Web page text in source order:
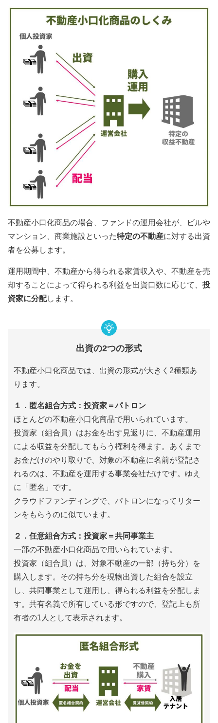
不動産小口化商品の場合、ファンドの運用会社が、ビルや
マンション、商業施設といった特定の不動産に対する出資
者を公募します。
運用期間中、不動産から得られる家賃収入や、不動産を売
却することによって得られる利益を出資口数に応じて、 投
資家に分配します。
出資の2つの形式
不動産小口化商品では、出資の形式が大きく2種類あ
ります。
１．匿名組合方式：投資家＝パトロン
ほとんどの不動産小口化商品で用いられています。
投資家（組合員）はお金を出す見返りに、不動産運用
による収益を分配してもらう権利を得ます。あくまで
お金だけのやり取りで、対象の不動産に名前が登記さ
れるのは、不動産を運用する事業会社だけです。ゆえ
に「匿名」です。
クラウドファンディングで、パトロンになってリター
ンをもらうのに似ています。
２．任意組合方式：投資家＝共同事業主
一部の不動産小口化商品で用いられています。
投資家（組合員）は、対象不動産の一部（持ち分）を
購入します。その持ち分を現物出資した組合を設立
し、共同事業として運用し、得られる利益を分配しま
す。共有名義で所有している形ですので、登記上も所
有者の1人として表示されます。